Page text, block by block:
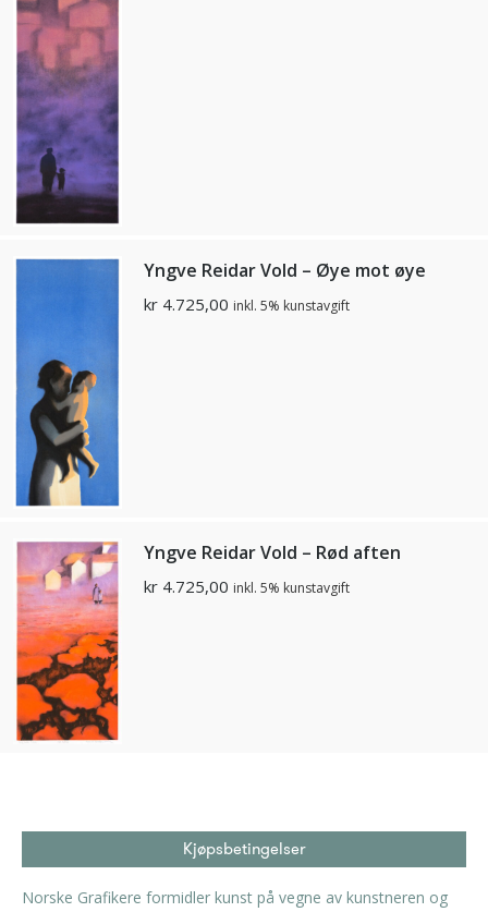
Yngve Reidar Vold – Øye mot øye
kr 4.725,00 inkl. 5% kunstavgift
Yngve Reidar Vold – Rød aften
kr 4.725,00 inkl. 5% kunstavgift
Kjøpsbetingelser
Norske Grafikere formidler kunst på vegne av kunstneren og